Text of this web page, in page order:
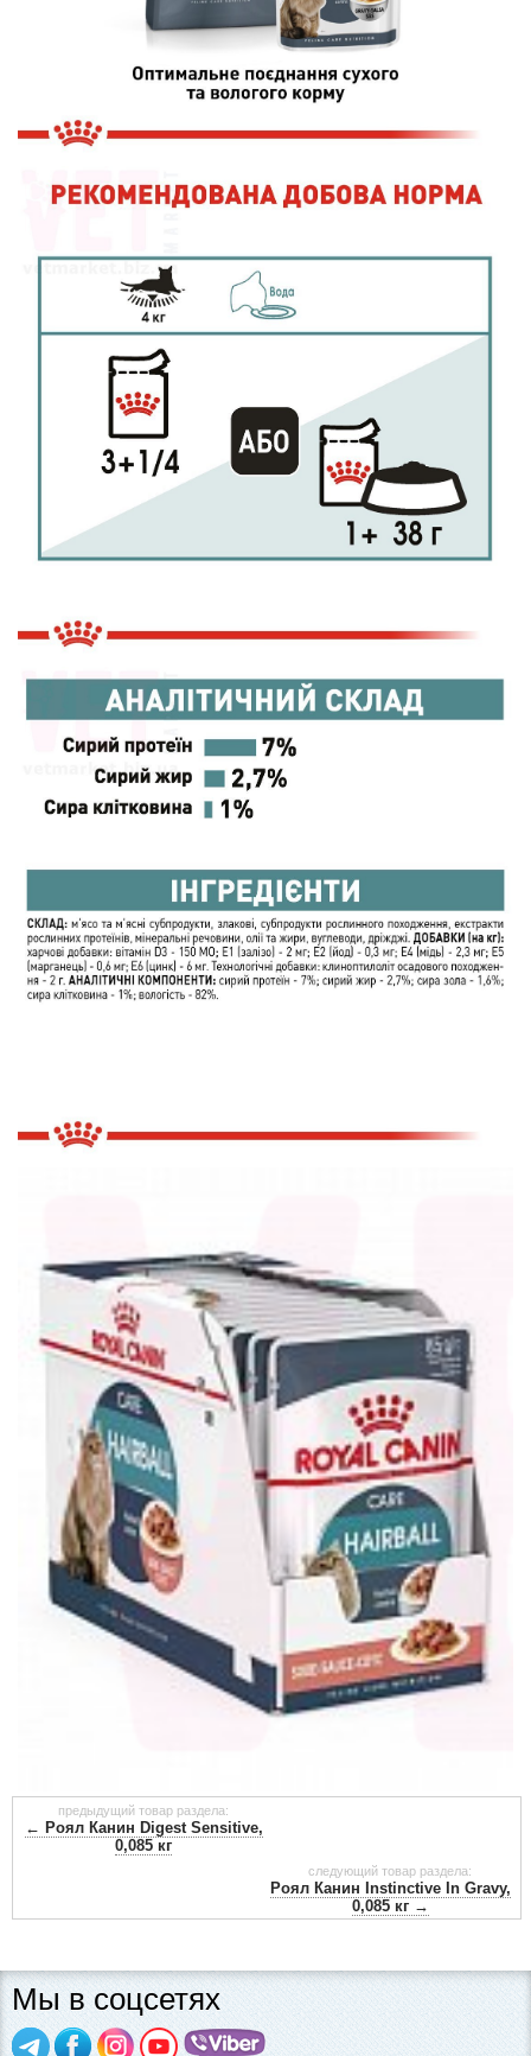
предыдущий товар раздела:
← Роял Канин Digest Sensitive,
0,085 кг
следующий товар раздела:
Роял Канин Instinctive In Gravy,
0,085 кг →
Мы в соцсетях